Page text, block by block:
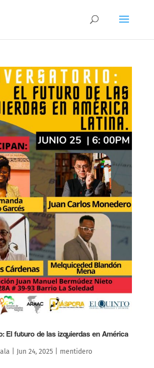
El futuro de las izquierdas en América
Jun 24, 2025| mentidero